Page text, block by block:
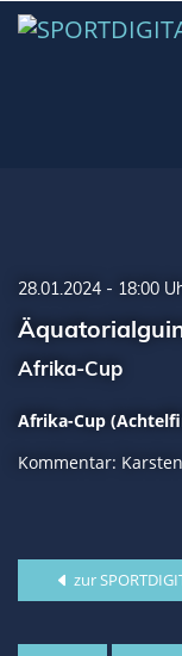
28.01.2024 - 18:00
Afrika-Cup
Afrika-Cup
Kommentar:
zur